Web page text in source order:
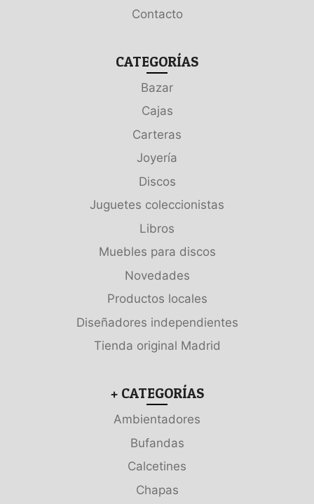
Contacto
CATEGORÍAS
Bazar
Cajas
Carteras
Joyería
Discos
Juguetes coleccionistas
Libros
Muebles para discos
Novedades
Productos locales
Diseñadores independientes
Tienda original Madrid
+ CATEGORÍAS
Ambientadores
Bufandas
Calcetines
Chapas